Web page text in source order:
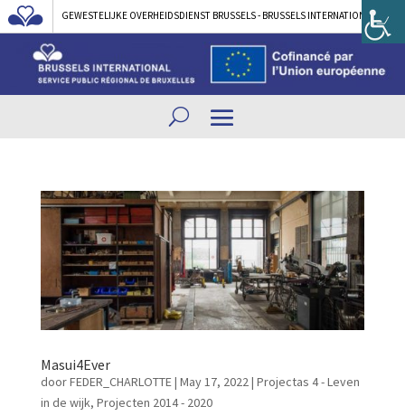
GEWESTELIJKE OVERHEIDSDIENST BRUSSELS - BRUSSELS INTERNATIONAL
Masui4Ever
doorFEDER_CHARLOTTE| May 17, 2022| Projectas 4 - Leven
in de wijk, Projecten 2014 - 2020